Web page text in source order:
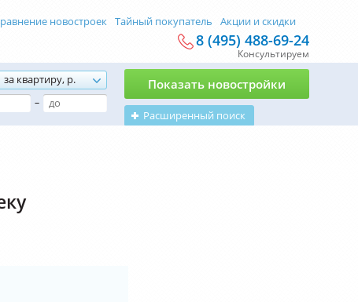
новостроек Тайный покупатель Акции и скидки
8 (495) 488-69-24
Консультируем
за квартиру, р.
–
Расширенный поиск
Показать новостройки